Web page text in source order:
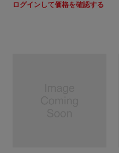
ログインして価格を確認する